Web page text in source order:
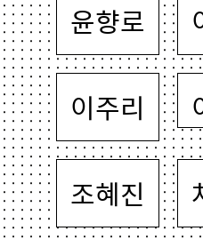
윤향로
이주리
조혜진